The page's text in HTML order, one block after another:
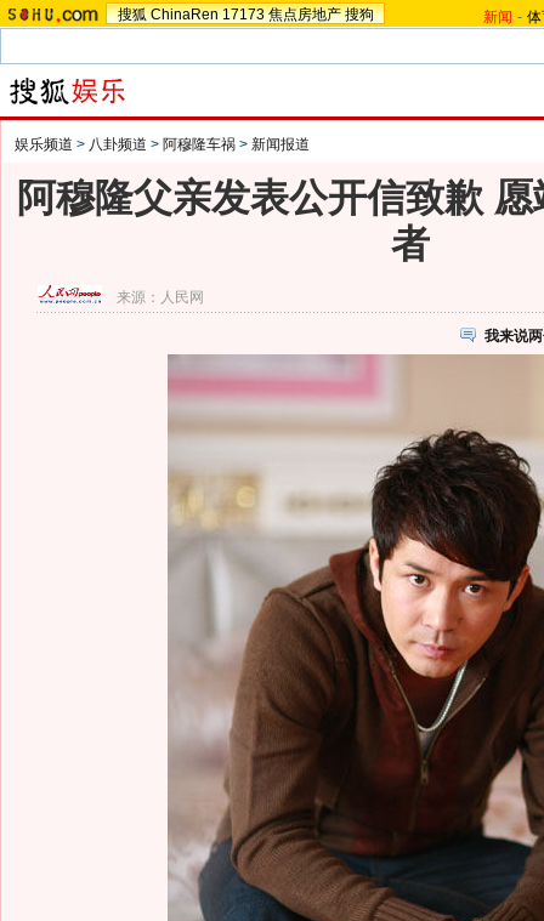
搜狐 ChinaRen 17173 焦点房地产 搜狗 新闻 -
娱乐频道 > 八卦频道 > 阿穆隆车祸 > 新闻报道
阿穆隆父亲发表公开信致歉
者
来源： 人民网
我来说